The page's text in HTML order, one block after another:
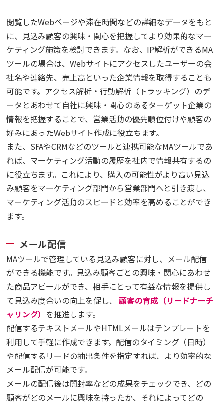
閲覧したWebページや滞在時間などの詳細なデータをもと
に、見込み顧客の興味・関心を把握してより効果的なマー
ケティング施策を検討できます。なお、IP解析ができるMA
ツールの場合は、Webサイトにアクセスしたユーザーの会
社名や連絡先、売上高といった企業情報を取得することも
可能です。アクセス解析・行動解析（トラッキング）のデ
ータとあわせて自社に興味・関心のあるターゲット企業の
情報を把握することで、営業活動の優先順位付けや顧客の
好みにあったWebサイト作成に役立ちます。
また、SFAやCRMなどのツールと連携可能なMAツールであ
れば、マーケティング活動の履歴を社内で情報共有するの
に役立ちます。これにより、購入の可能性がより高い見込
み顧客をマーケティング部門から営業部門へと引き渡し、
マーケティング活動のスピードと効率を高めることができ
ます。
メール配信
MAツールで管理している見込み顧客に対し、メール配信
ができる機能です。見込み顧客ごとの興味・関心にあわせ
た商品アピールができ、相手にとって有益な情報を提供し
て見込み度合いの向上を促し、顧客の育成（リードナーチ
ャリング） を推進します。
配信するテキストメールやHTMLメールはテンプレートを
利用して手軽に作成できます。配信のタイミング（日時）
や配信するリードの抽出条件を指定すれば、より効率的な
メール配信が可能です。
メールの配信後は開封率などの成果をチェックでき、どの
顧客がどのメールに興味を持ったか、それによってどの